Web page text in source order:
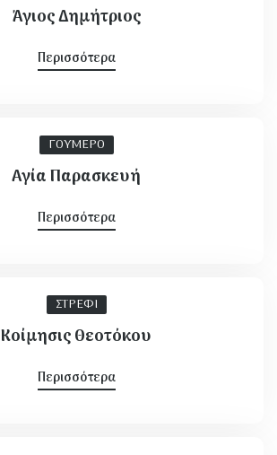
Άγιος Δημήτριος
Περισσότερα
ΓΟΥΜΕΡΟ
Αγία Παρασκευή
Περισσότερα
ΣΤΡΕΦΙ
Κοίμησις Θεοτόκου
Περισσότερα